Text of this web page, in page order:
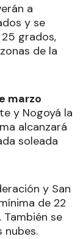
a
y se
grados,
de la
marzo
y Nogoyá la
alcanzará
soleada
y San
de 22
se
nubes.